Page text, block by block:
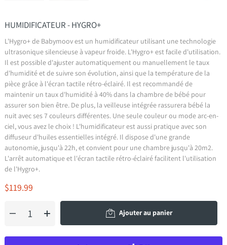
HUMIDIFICATEUR - HYGRO+
L'Hygro+ de Babymoov est un humidificateur utilisant une technologie
ultrasonique silencieuse à vapeur froide. L'Hygro+ est facile d'utilisation.
Il est possible d'ajuster automatiquement ou manuellement le taux
d'humidité et de suivre son évolution, ainsi que la température de la
pièce grâce à l'écran tactile rétro-éclairé. Il est recommandé de
maintenir un taux d'humidité à 40% dans la chambre de bébé pour
assurer son bien être. De plus, la veilleuse intégrée rassurera bébé la
nuit avec ses 7 couleurs différentes. Une seule couleur ou mode arc-en-
ciel, vous avez le choix ! L'humidificateur est aussi pratique avec son
diffuseur d'huiles essentielles intégré. Il dispose d'une grande
autonomie, jusqu'à 22h, et convient pour une chambre jusqu'à 20m2.
L'arrêt automatique et l'écran tactile rétro-éclairé facilitent l'utilisation
de l'Hygro+.
$119.99
Ajouter au panier